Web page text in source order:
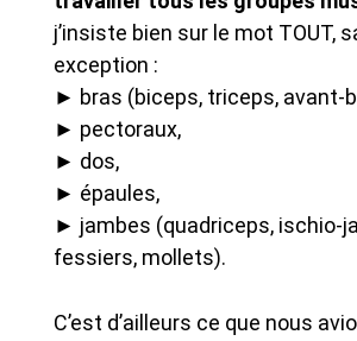
j’insiste bien sur le mot TOUT,
exception :
► bras (biceps, triceps, avant-
► pectoraux,
► dos,
► épaules,
► jambes (quadriceps, ischio-
fessiers, mollets).
C’est d’ailleurs ce que nous